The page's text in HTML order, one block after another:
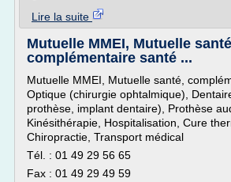
Lire la suite
Mutuelle MMEI, Mutuelle
complémentaire santé ...
Mutuelle MMEI, Mutuelle santé,
Optique (chirurgie ophtalmique),
prothèse, implant dentaire), Prothèse
Kinésithérapie, Hospitalisation, Cure
Chiropractie, Transport médical
Tél. : 01 49 29 56 65
Fax : 01 49 29 49 59